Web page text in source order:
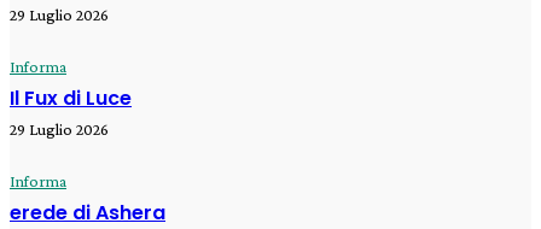
29 Luglio 2026
Informa
Il Fux di Luce
29 Luglio 2026
Informa
erede di Ashera